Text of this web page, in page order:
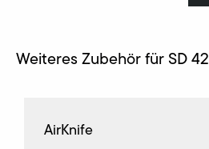
Weiteres Zubehör für SD 42
AirKnife